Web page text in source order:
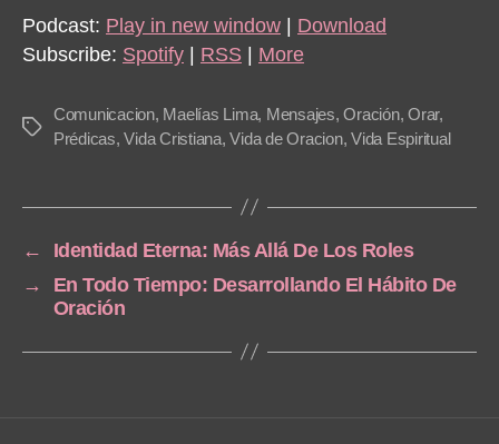
d
i
l
r
Podcast: Play in new window | Download
Subscribe: Spotify | RSS | More
Tags
Comunicacion, Maelías Lima, Mensajes,Oración,Orar,
Prédicas,Vida Cristiana,Vida de Oracion,Vida Espiritual
←
Identidad Eterna: Más Allá De Los Roles
→
En Todo Tiempo: Desarrollando El Hábito De
Oración